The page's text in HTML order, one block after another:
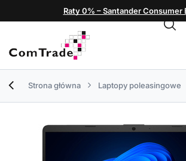
Raty 0% – Santander Consumer
Strona główna Laptopy poleasingowe